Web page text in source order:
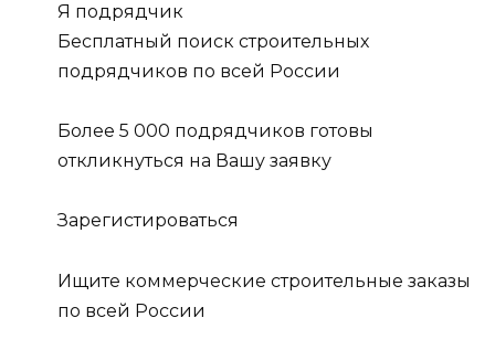
Я подрядчик
Бесплатный поиск строительных
подрядчиков по всей России
Более 5 000 подрядчиков готовы
откликнуться на Вашу заявку
Зарегистироваться
Ищите коммерческие строительные заказы
по всей России